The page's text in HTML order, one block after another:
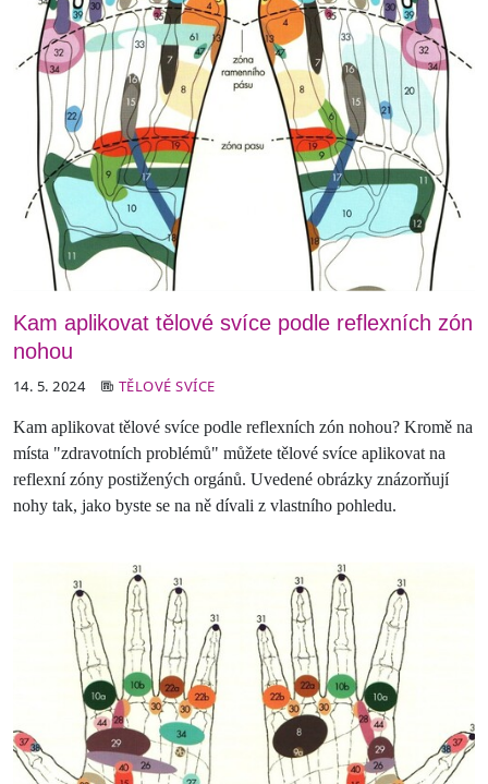
Kam aplikovat tělové svíce podle reflexních zón
nohou
14. 5. 2024 TĚLOVÉ SVÍCE
Kam aplikovat tělové svíce podle reflexních zón nohou? Kromě na
místa "zdravotních problémů" můžete tělové svíce aplikovat na
reflexní zóny postižených orgánů. Uvedené obrázky znázorňují
nohy tak, jako byste se na ně dívali z vlastního pohledu.